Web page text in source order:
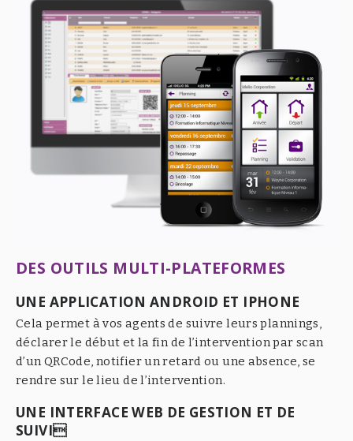
DES OUTILS MULTI-PLATEFORMES
UNE APPLICATION ANDROID ET IPHONE
Cela permet à vos agents de suivre leurs plannings,
déclarer le début et la fin de l’intervention par scan
d’un QRCode, notifier un retard ou une absence, se
rendre sur le lieu de l’intervention.
UNE INTERFACE WEB DE GESTION ET DE
SUIVI